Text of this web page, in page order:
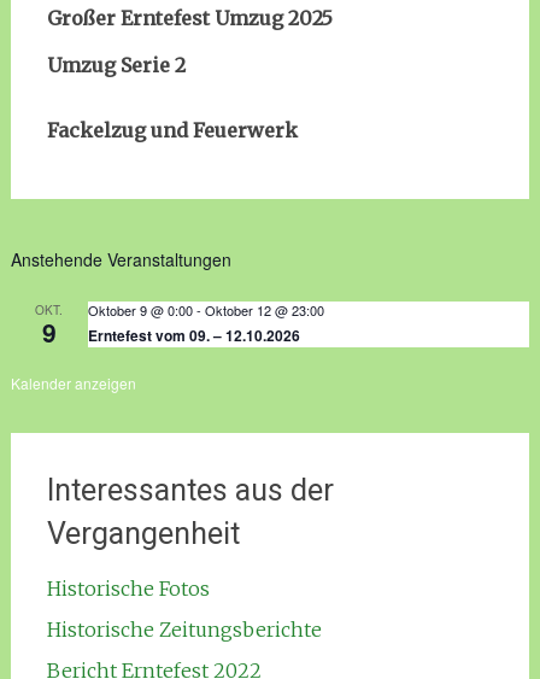
Großer Erntefest Umzug 2025
Umzug Serie 2
Fackelzug und Feuerwerk
Anstehende Veranstaltungen
OKT.
9
Oktober 9 @ 0:00- Oktober 12 @ 23:00
Erntefest vom 09. – 12.10.2026
Kalender anzeigen
Interessantes aus der
Vergangenheit
Historische Fotos
Historische Zeitungsberichte
Bericht Erntefest 2022